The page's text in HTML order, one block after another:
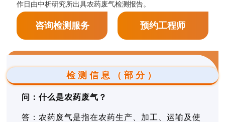
作日由中析研究所出具农药废气检测报告。
咨询检测服务 预约工程师
检测信息（部分）
问：什么是农药废气？
答：农药废气是指在农药生产、加工、运输及使